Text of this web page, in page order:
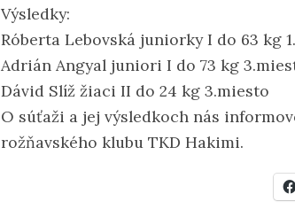
Výsledky:
Róberta Lebovská juniorky I do 63 kg
Adrián Angyal juniori I do 73 kg
Dávid Slíž žiaci II do 24 kg 3.miesto
O súťaži a jej výsledkoch nás
rožňavského klubu TKD Hakimi.